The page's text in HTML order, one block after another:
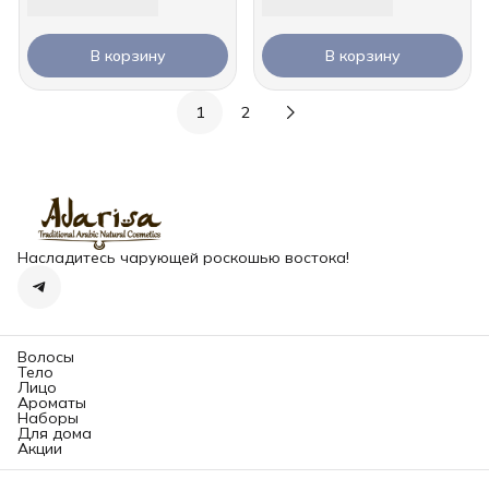
В корзину В корзину
1 2
Насладитесь чарующей роскошью востока!
Волосы
Тело
Лицо
Ароматы
Наборы
Для дома
Акции